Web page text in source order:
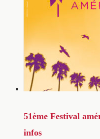
51ème Festival
infos